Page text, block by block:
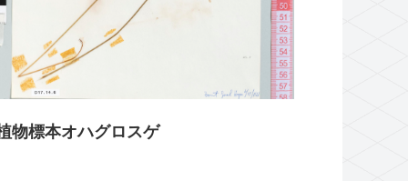
物標本オハグロスゲ